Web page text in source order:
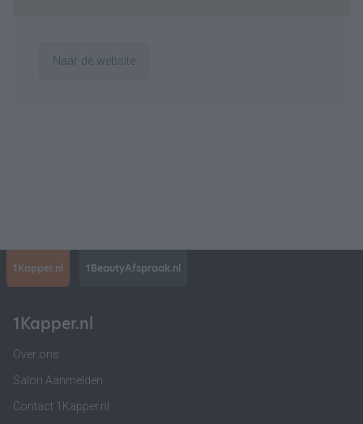
Naar de website
1Kapper.nl 1BeautyAfspraak.nl
1Kapper.nl
Over ons
Salon Aanmelden
Contact 1Kapper.nl